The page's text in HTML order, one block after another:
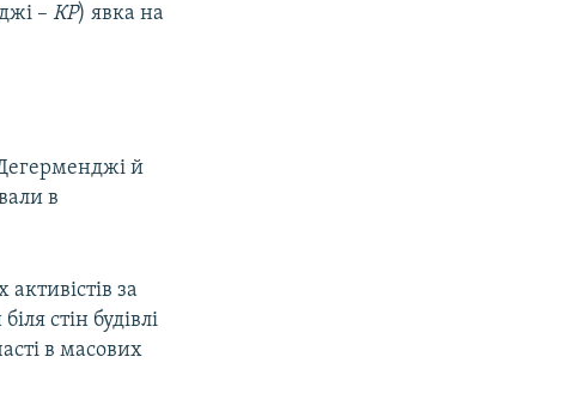
–КР) явка на
й
в
за
стін будівлі
в масових